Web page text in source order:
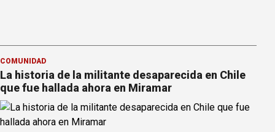
COMUNIDAD
La historia de la militante desaparecida en Chile
que fue hallada ahora en Miramar